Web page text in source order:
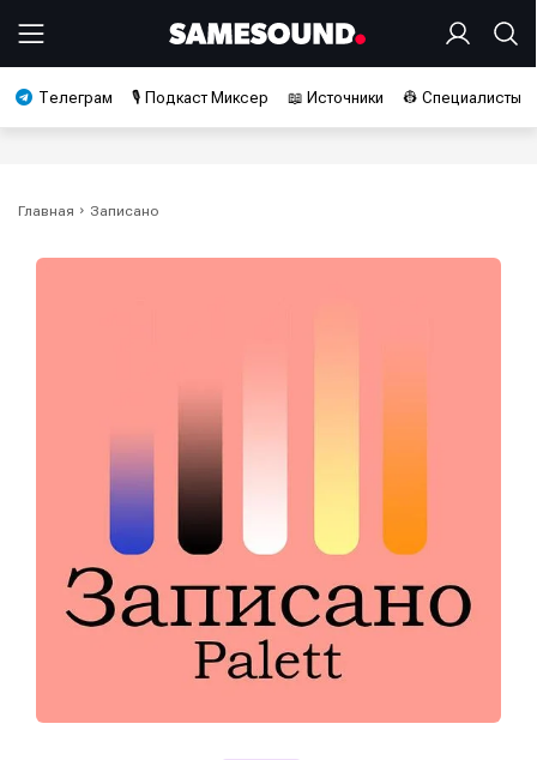
Телеграм 🎙️ Подкаст Миксер 📖 Источники 👷 Специалисты
Главная Записано